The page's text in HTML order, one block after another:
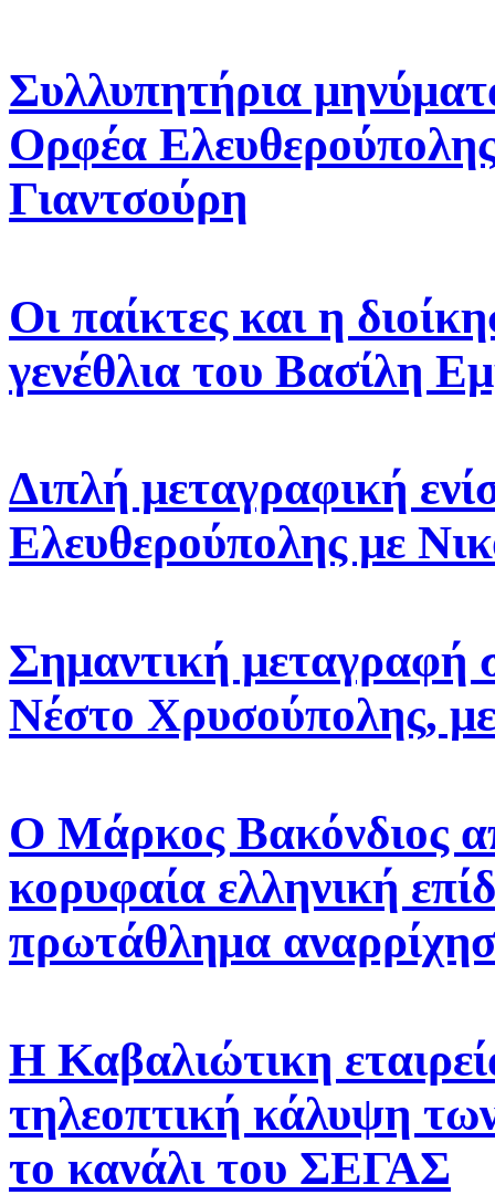
Συλλυπητήρια
Ορφέα
Γιαντσούρη
Οι παίκτες και η
γενέθλια του Βασίλη
Διπλή μεταγραφική
Ελευθερούπολης με
Σημαντική μεταγραφή
Νέστο Χρυσούπολης,
Ο Μάρκος Βακόνδιος
κορυφαία ελληνική
πρωτάθλημα
H Καβαλιώτικη
τηλεοπτική κάλυψη
το κανάλι του ΣΕΓΑΣ